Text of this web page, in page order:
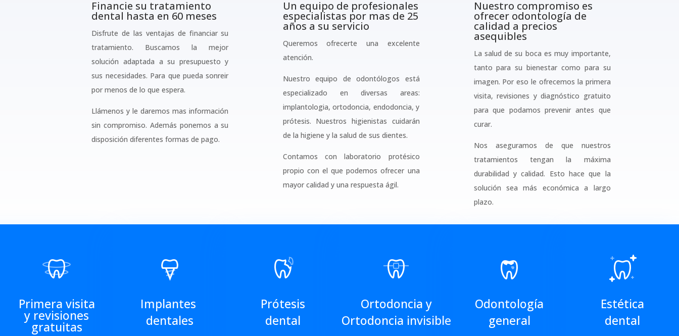
Financie su tratamiento
dental hasta en 60 meses
Disfrute de las ventajas de financiar su
tratamiento. Buscamos la mejor
solución adaptada a su presupuesto y
sus necesidades. Para que pueda sonreir
por menos de lo que espera.
Llámenos y le daremos mas información
sin compromiso. Además ponemos a su
disposición diferentes formas de pago.
Un equipo de profesionales
especialistas por mas de 25
años a su servicio
Queremos ofrecerte una excelente
atención.
Nuestro equipo de odontólogos está
especializado en diversas areas:
implantologia, ortodoncia, endodoncia, y
prótesis. Nuestros higienistas cuidarán
de la higiene y la salud de sus dientes.
Contamos con laboratorio protésico
propio con el que podemos ofrecer una
mayor calidad y una respuesta ágil.
Nuestro compromiso es
ofrecer odontología de
calidad a precios
asequibles
La salud de su boca es muy importante,
tanto para su bienestar como para su
imagen. Por eso le ofrecemos la primera
visita, revisiones y diagnóstico gratuito
para que podamos prevenir antes que
curar.
Nos aseguramos de que nuestros
tratamientos tengan la máxima
durabilidad y calidad. Esto hace que la
solución sea más económica a largo
plazo.
Primera visita
y revisiones
gratuitas
Implantes
dentales
Prótesis
dental
Ortodoncia y
Ortodoncia invisible
Odontología
general
Estética
dental